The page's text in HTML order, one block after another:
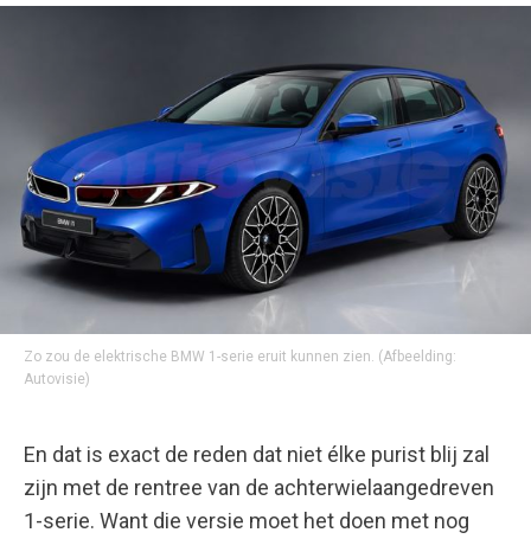
Zo zou de elektrische BMW 1-serie eruit kunnen zien. (Afbeelding:
Autovisie)
En dat is exact de reden dat niet élke purist blij zal
zijn met de rentree van de achterwielaangedreven
1-serie. Want die versie moet het doen met nog